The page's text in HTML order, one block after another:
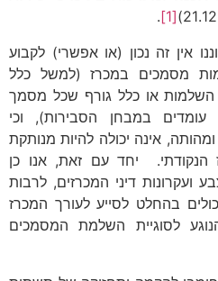
[1]
.
אין זה נכון (או אפשרי) לקבוע
מסמכים במכרז (למשל כלל
השלמות או כלל גורף שכל מסמך
במבחן הסבירות), וכי
אינה יכולה להיות מנותקת
הנקודתי. יחד עם זאת, אנו כן
ועקרונות דיני המכרזים, לרבות
בהחלט לסייע לעורך המכרז
לסוגיית השלמת המסמכים